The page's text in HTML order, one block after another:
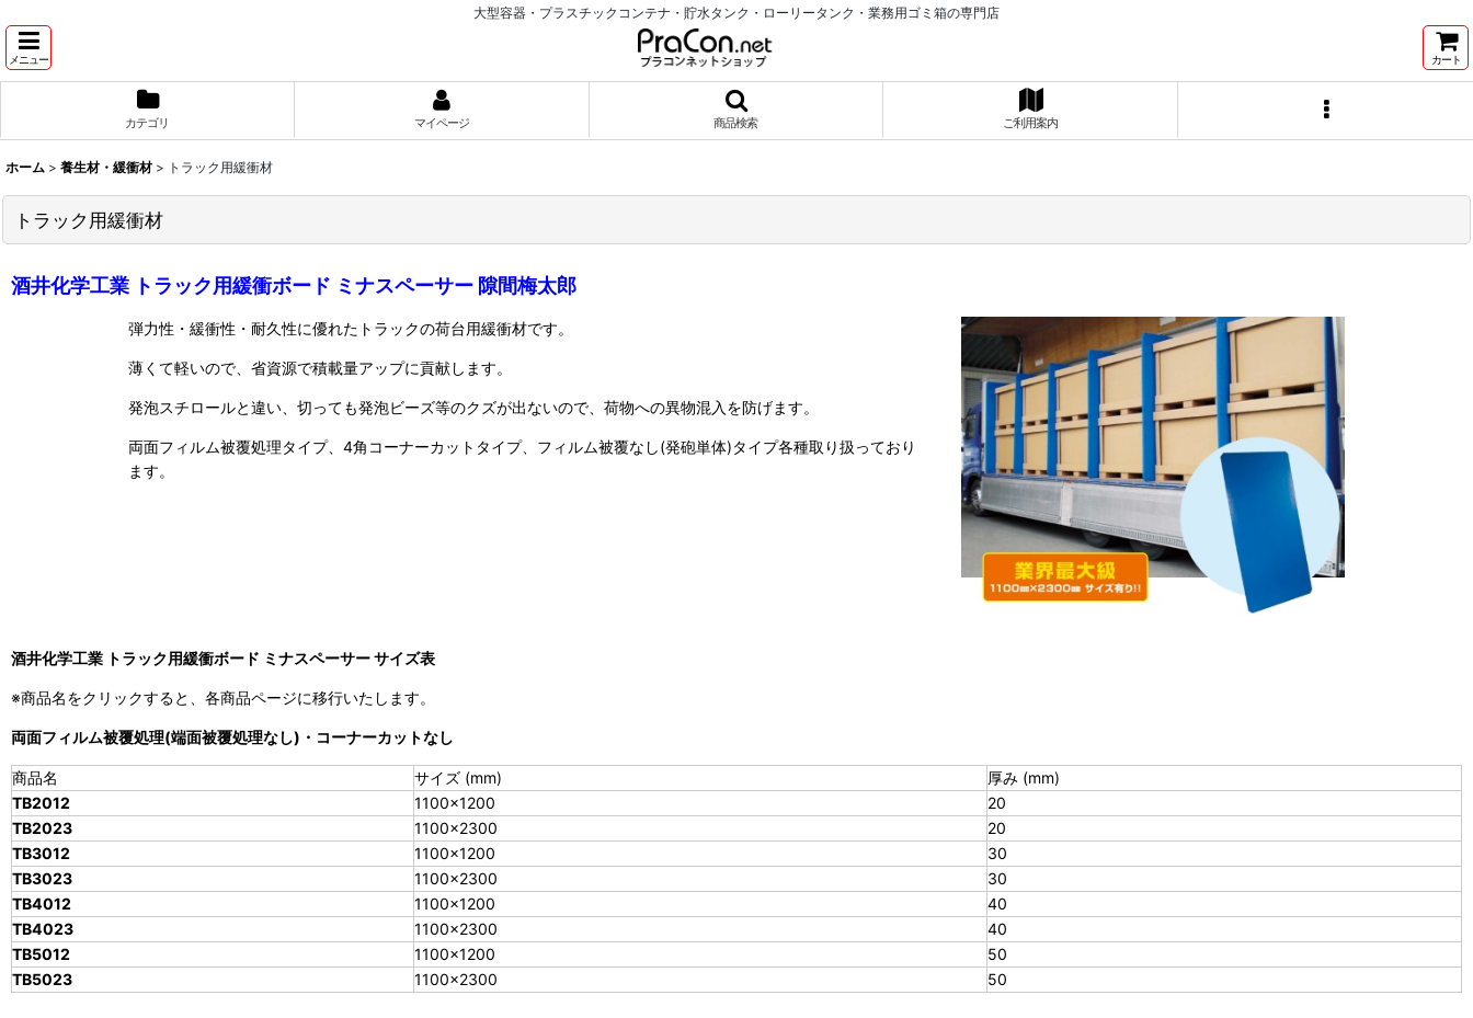
大型容器・プラスチックコンテナ・貯水タンク・ローリータンク・業務用ゴミ箱の専門店
メニュー カート
カテゴリ マイページ 商品検索 ご利用案内
ホーム > 養生材・緩衝材 > トラック用緩衝材
トラック用緩衝材
酒井化学工業 トラック用緩衝ボード ミナスペーサー 隙間梅太郎
弾力性・緩衝性・耐久性に優れたトラックの荷台用緩衝材です。
薄くて軽いので、省資源で積載量アップに貢献します。
発泡スチロールと違い、切っても発泡ビーズ等のクズが出ないので、荷物への異物混入を防げます。
両面フィルム被覆処理タイプ、4角コーナーカットタイプ、フィルム被覆なし(発砲単体)タイプ各種取り扱っており
ます。
酒井化学工業 トラック用緩衝ボード ミナスペーサー サイズ表
※商品名をクリックすると、各商品ページに移行いたします。
両面フィルム被覆処理(端面被覆処理なし)・コーナーカットなし
商品名 サイズ (mm)
厚み (mm)
TB2012
1100×1200
20
TB2023
1100×2300
20
TB3012
1100×1200
30
TB3023
1100×2300
30
TB4012
1100×1200
40
TB4023
1100×2300
40
TB5012
1100×1200
50
TB5023
1100×2300 50